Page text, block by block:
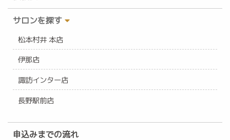
サロンを探す
松本村井 本店
伊那店
諏訪インター店
長野駅前店
申込みまでの流れ